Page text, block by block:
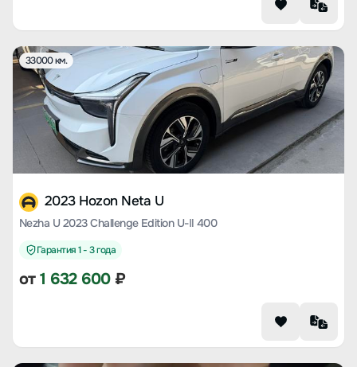
33000 км.
2023 Hozon Neta U
Nezha U 2023 Challenge Edition U-Ⅱ 400
Гарантия 1 - 3 года
от1 632 600₽